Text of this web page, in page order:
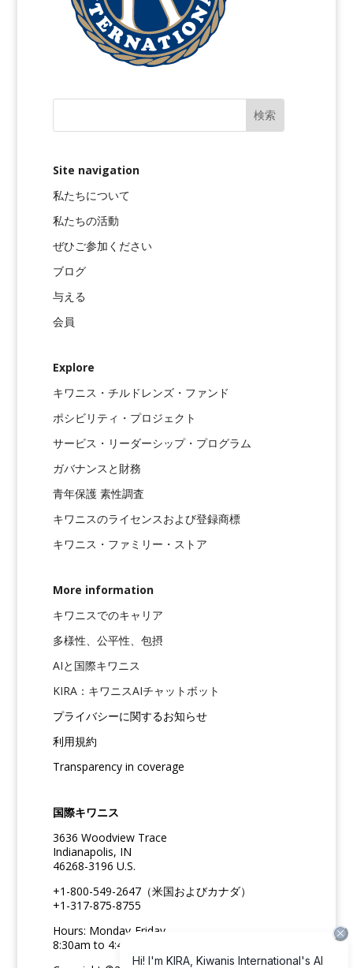
Site navigation
私たちについて
私たちの活動
ぜひご参加ください
ブログ
与える
会員
Explore
キワニス・チルドレンズ・ファンド
ポシビリティ・プロジェクト
サービス・リーダーシップ・プログラム
ガバナンスと財務
青年保護 素性調査
キワニスのライセンスおよび登録商標
キワニス・ファミリー・ストア
More information
キワニスでのキャリア
多様性、公平性、包摂
AIと国際キワニス
KIRA：キワニスAIチャットボット
プライバシーに関するお知らせ
利用規約
Transparency in coverage
国際キワニス
3636 Woodview Trace
Indianapolis, IN
46268-3196 U.S.
+1-800-549-2647（米国およびカナダ）
+1-317-875-8755
Hours: Monday-Friday
8:30am to 4:45pm ET